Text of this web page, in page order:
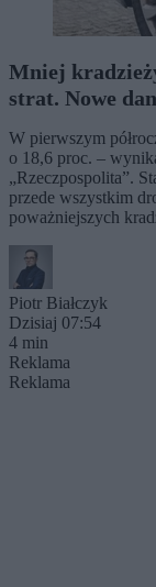
Mniej
strat. Nowe
W pierwszym
o 18,6 proc. –
„Rzeczpospolita”.
przede wszystkim
poważniejszych
Piotr Białczyk
Dzisiaj 07:54
4 min
Reklama
Reklama